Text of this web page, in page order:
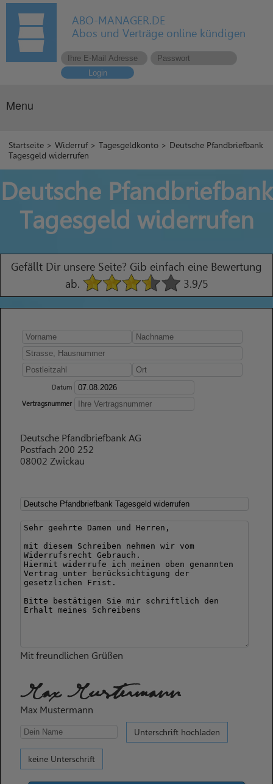
ABO-MANAGER.DE
Abos und Verträge online kündigen
Login
Menu
Startseite >Widerruf>Tagesgeldkonto > Deutsche Pfandbriefbank
Tagesgeld widerrufen
Deutsche Pfandbriefbank
Tagesgeld widerrufen
Gefällt Dir unsere Seite? Gib einfach eine Bewertung
ab.
3.9/5
Datum
Vertragsnummer
Deutsche Pfandbriefbank AG
Postfach 200 252
08002 Zwickau
Mit freundlichen Grüßen
Max Mustermann
Max Mustermann
Unterschrift hochladen
keine Unterschrift